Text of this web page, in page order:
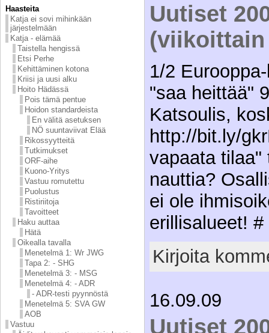
Haasteita
Katja ei sovi mihinkään
järjestelmään
Katja - elämää
Taistella hengissä
Etsi Perhe
Kehittäminen kotona
Kriisi ja uusi alku
Hoito Hädässä
Pois tämä pentue
Hoidon standardeista
En välitä asetuksen
NÖ suuntaviivat Elää
Rikossyytteitä
Tutkimukset
ORF-aihe
Kuono-Yritys
Vastuu romutettu
Puolustus
Ristiriitoja
Tavoitteet
Haku auttaa
Hätä
Oikealla tavalla
Menetelmä 1: Wr JWG
Tapa 2: - SHG
Menetelmä 3: - MSG
Menetelmä 4: - ADR
- ADR-testi pyynnöstä
Menetelmä 5: SVA GW
AOB
Vastuu
Uutiset
1/2
"saa heittää"
Katsoulis,
http://bit.ly/
vapaata tilaa"
nauttia?
ei ole
erillisalueet! #
Kirjoita
16.09.09
Uutiset